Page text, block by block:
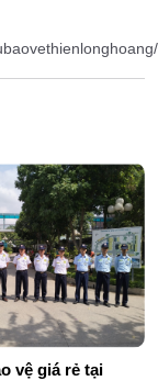
vệ giá rẻ tại